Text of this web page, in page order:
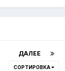
ДАЛЕЕ
СОРТИРОВКА